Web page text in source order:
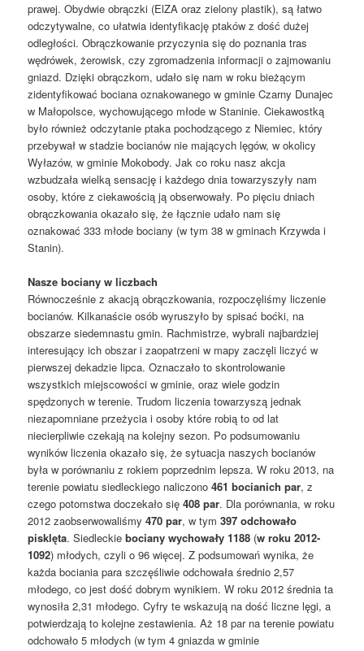
prawej. Obydwie obrączki (ElZA oraz zielony plastik), są łatwo
odczytywalne, co ułatwia identyfikację ptaków z dość dużej
odległości. Obrączkowanie przyczynia się do poznania tras
wędrówek, żerowisk, czy zgromadzenia informacji o zajmowaniu
gniazd. Dzięki obrączkom, udało się nam w roku bieżącym
zidentyfikować bociana oznakowanego w gminie Czarny Dunajec
w Małopolsce, wychowującego młode w Staninie. Ciekawostką
było również odczytanie ptaka pochodzącego z Niemiec, który
przebywał w stadzie bocianów nie mających lęgów, w okolicy
Wyłazów, w gminie Mokobody. Jak co roku nasz akcja
wzbudzała wielką sensację i każdego dnia towarzyszyły nam
osoby, które z ciekawością ją obserwowały. Po pięciu dniach
obrączkowania okazało się, że łącznie udało nam się
oznakować 333 młode bociany (w tym 38 w gminach Krzywda i
Stanin).
Nasze bociany w liczbach
Równocześnie z akacją obrączkowania, rozpoczęliśmy liczenie
bocianów. Kilkanaście osób wyruszyło by spisać boćki, na
obszarze siedemnastu gmin. Rachmistrze, wybrali najbardziej
interesujący ich obszar i zaopatrzeni w mapy zaczęli liczyć w
pierwszej dekadzie lipca. Oznaczało to skontrolowanie
wszystkich miejscowości w gminie, oraz wiele godzin
spędzonych w terenie. Trudom liczenia towarzyszą jednak
niezapomniane przeżycia i osoby które robią to od lat
niecierpliwie czekają na kolejny sezon. Po podsumowaniu
wyników liczenia okazało się, że sytuacja naszych bocianów
była w porównaniu z rokiem poprzednim lepsza. W roku 2013, na
terenie powiatu siedleckiego naliczono461 bocianich par, z
czego potomstwa doczekało się408 par. Dla porównania, w roku
2012 zaobserwowaliśmy 470 par, w tym397 odchowało
pisklęta. Siedleckiebociany wychowały 1188 (w roku 2012-
1092) młodych, czyli o 96 więcej. Z podsumowań wynika, że
każda bociania para szczęśliwie odchowała średnio 2,57
młodego, co jest dość dobrym wynikiem. W roku 2012 średnia ta
wynosiła 2,31 młodego. Cyfry te wskazują na dość liczne lęgi, a
potwierdzają to kolejne zestawienia. Aż 18 par na terenie powiatu
odchowało 5 młodych (w tym 4 gniazda w gminie